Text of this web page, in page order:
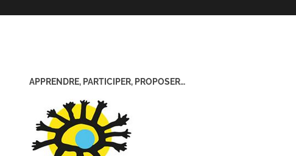
APPRENDRE, PARTICIPER, PROPOSER…